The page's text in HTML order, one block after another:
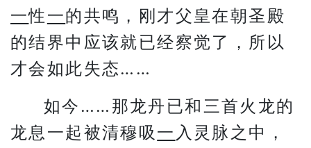
一性一的共鸣，刚才父皇在朝圣殿
的结界中应该就已经察觉了，所以
才会如此失态……
如今……那龙丹已和三首火龙的
龙息一起被清穆吸 一 入灵脉之中，